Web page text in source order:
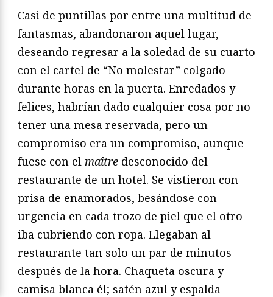
Casi de puntillas por entre una multitud de
fantasmas, abandonaron aquel lugar,
deseando regresar a la soledad de su cuarto
con el cartel de “No molestar” colgado
durante horas en la puerta. Enredados y
felices, habrían dado cualquier cosa por no
tener una mesa reservada, pero un
compromiso era un compromiso, aunque
fuese con el maître desconocido del
restaurante de un hotel. Se vistieron con
prisa de enamorados, besándose con
urgencia en cada trozo de piel que el otro
iba cubriendo con ropa. Llegaban al
restaurante tan solo un par de minutos
después de la hora. Chaqueta oscura y
camisa blanca él; satén azul y espalda